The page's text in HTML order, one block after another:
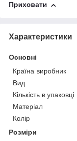
Приховати
Характеристики
Основні
Країна виробник
Вид
Кількість в упаковці
Матеріал
Колір
Розміри